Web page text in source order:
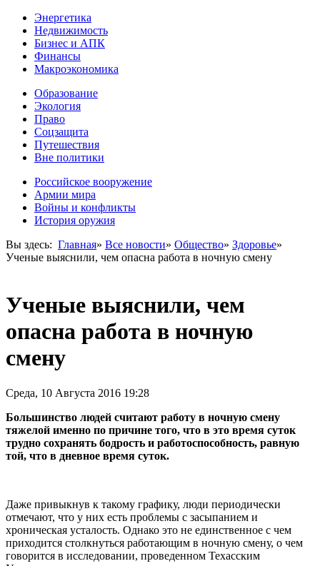
Энергетика
Недвижимость
Бизнес и АПК
Финансы
Макроэкономика
Образование
Экология
Право
Соцзащита
Путешествия
Вне политики
Российское вооружение
Армии мира
Войны и конфликты
История оружия
Вы здесь: Главная» Все новости» Общество» Здоровье»
Ученые выяснили, чем опасна работа в ночную смену
Ученые выяснили, чем
опасна работа в ночную
смену
Среда, 10 Августа 2016 19:28
Большинство людей считают работу в ночную смену
тяжелой именно по причине того, что в это время суток
трудно сохранять бодрость и работоспособность, равную
той, что в дневное время суток.
Даже привыкнув к такому графику, люди периодически
отмечают, что у них есть проблемы с засыпанием и
хроническая усталость. Однако это не единственное с чем
приходится столкнуться работающим в ночную смену, о чем
говорится в исследовании, проведенном Техасским